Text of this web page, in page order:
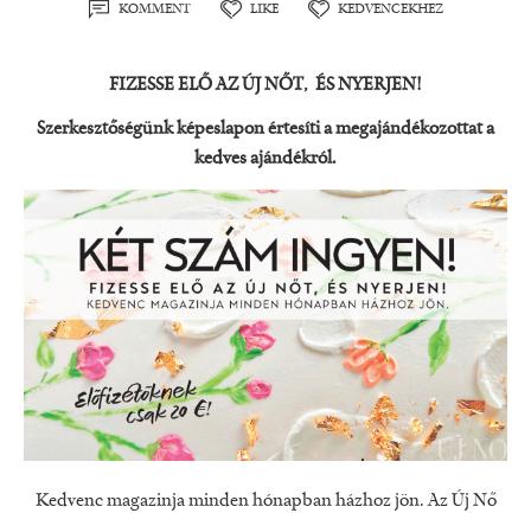
KOMMENT LIKE KEDVENCEKHEZ
FIZESSE ELŐ AZ ÚJ NŐT, ÉS NYERJEN!
Szerkesztőségünk képeslapon értesíti a megajándékozottat a
kedves ajándékról.
Kedvenc magazinja minden hónapban házhoz jön. Az Új Nő